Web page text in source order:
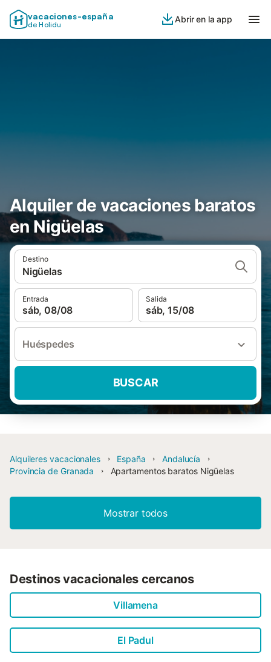
vacaciones-españa
de Holidu
Abrir en la app
Alquiler de vacaciones baratos
en Nigüelas
Destino
Nigüelas
Entrada
sáb, 08/08
Salida
sáb, 15/08
Huéspedes
BUSCAR
Alquileres vacacionales España
Andalucía
Provincia de Granada
Apartamentos baratos Nigüelas
Mostrar todos
Destinos vacacionales cercanos
Villamena
El Padul